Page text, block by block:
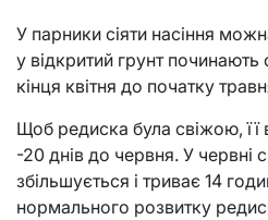
У парники сіяти насіння
у відкритий грунт починають
кінця квітня до початку
Щоб редиска була свіжою, її
-20 днів до червня. У червні
збільшується і триває 14
нормального розвитку